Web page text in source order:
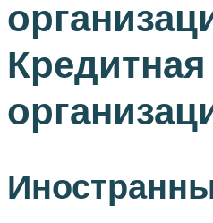
Кредитная